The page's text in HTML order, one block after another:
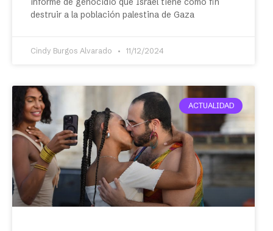
destruir a la población palestina de Gaza
Cindy Burgos Alvarado 11/12/2024
ACTUALIDAD